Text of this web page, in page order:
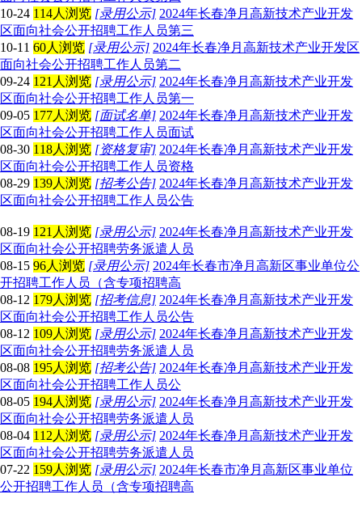
10-24 114人浏览 [录用公示] 2024年长春净月高新技术产业开发
区面向社会公开招聘工作人员第三
10-11 60人浏览 [录用公示] 2024年长春净月高新技术产业开发区
面向社会公开招聘工作人员第二
09-24 121人浏览 [录用公示] 2024年长春净月高新技术产业开发
区面向社会公开招聘工作人员第一
09-05 177人浏览 [面试名单] 2024年长春净月高新技术产业开发
区面向社会公开招聘工作人员面试
08-30 118人浏览 [资格复审] 2024年长春净月高新技术产业开发
区面向社会公开招聘工作人员资格
08-29 139人浏览 [招考公告] 2024年长春净月高新技术产业开发
区面向社会公开招聘工作人员公告
08-19 121人浏览 [录用公示] 2024年长春净月高新技术产业开发
区面向社会公开招聘劳务派遣人员
08-15 96人浏览 [录用公示] 2024年长春市净月高新区事业单位公
开招聘工作人员（含专项招聘高
08-12 179人浏览 [招考信息] 2024年长春净月高新技术产业开发
区面向社会公开招聘工作人员公告
08-12 109人浏览 [录用公示] 2024年长春净月高新技术产业开发
区面向社会公开招聘劳务派遣人员
08-08 195人浏览 [招考公告] 2024年长春净月高新技术产业开发
区面向社会公开招聘工作人员公
08-05 194人浏览 [录用公示] 2024年长春净月高新技术产业开发
区面向社会公开招聘劳务派遣人员
08-04 112人浏览 [录用公示] 2024年长春净月高新技术产业开发
区面向社会公开招聘劳务派遣人员
07-22 159人浏览 [录用公示] 2024年长春市净月高新区事业单位
公开招聘工作人员（含专项招聘高